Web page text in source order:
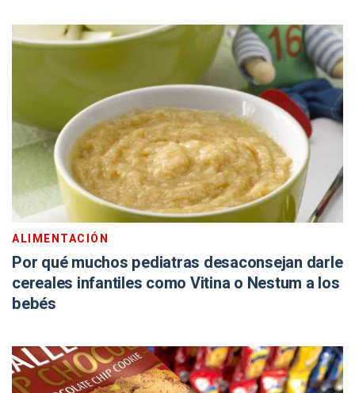
ALIMENTACIÓN
Por qué muchos pediatras desaconsejan darle
cereales infantiles como Vitina o Nestum a los
bebés